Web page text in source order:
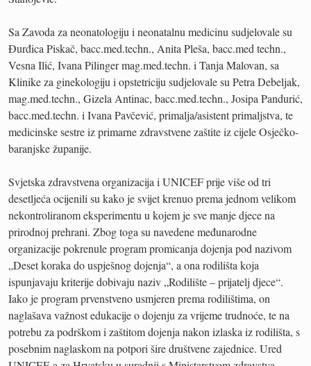
Sa Zavoda za neonatologiju i neonatalnu medicinu sudjelovale su
Đurđica Piskač, bacc.med.techn., Anita Pleša, bacc.med techn.,
Vesna Ilić, Ivana Pilinger mag.med.techn. i Tanja Malovan, sa
Klinike za ginekologiju i opstetriciju sudjelovale su Petra Debeljak,
mag.med.techn., Gizela Antinac, bacc.med.techn., Josipa Pandurić,
bacc.med.techn. i Ivana Pavčević, primalja/asistent primaljstva, te
medicinske sestre iz primarne zdravstvene zaštite iz cijele Osječko-
baranjske županije.
Svjetska zdravstvena organizacija i UNICEF prije više od tri
desetljeća ocijenili su kako je svijet krenuo prema jednom velikom
nekontroliranom eksperimentu u kojem je sve manje djece na
prirodnoj prehrani. Zbog toga su navedene međunarodne
organizacije pokrenule program promicanja dojenja pod nazivom
„Deset koraka do uspješnog dojenja“, a ona rodilišta koja
ispunjavaju kriterije dobivaju naziv „Rodilište – prijatelj djece“.
Iako je program prvenstveno usmjeren prema rodilištima, on
naglašava važnost edukacije o dojenju za vrijeme trudnoće, te na
potrebu za podrškom i zaštitom dojenja nakon izlaska iz rodilišta, s
posebnim naglaskom na potpori šire društvene zajednice. Ured